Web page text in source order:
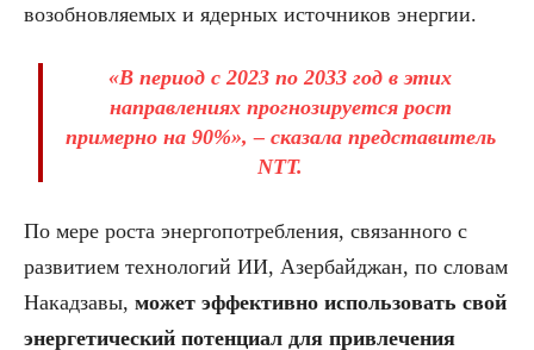
возобновляемых и ядерных источников энергии.
«В период с 2023 по 2033 год в этих
направлениях прогнозируется рост
примерно на 90%», – сказала представитель
NTT.
По мере роста энергопотребления, связанного с
развитием технологий ИИ, Азербайджан, по словам
Накадзавы, может эффективно использовать свой
энергетический потенциал для привлечения